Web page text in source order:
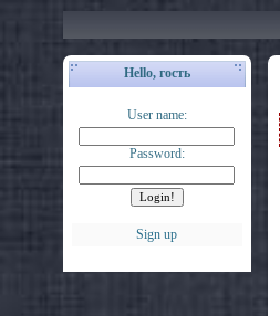
Hello, гость
User name:
Password:
Sign up